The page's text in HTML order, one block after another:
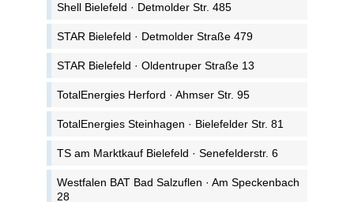
Shell Bielefeld · Detmolder Str. 485
STAR Bielefeld · Detmolder Straße 479
STAR Bielefeld · Oldentruper Straße 13
TotalEnergies Herford · Ahmser Str. 95
TotalEnergies Steinhagen · Bielefelder Str. 81
TS am Marktkauf Bielefeld · Senefelderstr. 6
Westfalen BAT Bad Salzuflen · Am Speckenbach
28